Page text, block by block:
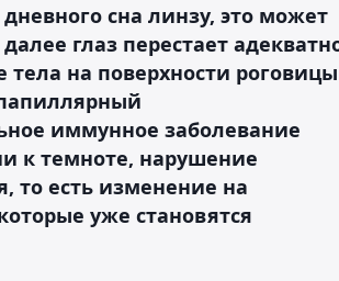
сна линзу, это может
глаз перестает
на поверхности
иммунное заболевание
к темноте, нарушение
то есть изменение на
уже становятся